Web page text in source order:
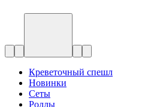
Креветочный спешл
Новинки
Сеты
Роллы